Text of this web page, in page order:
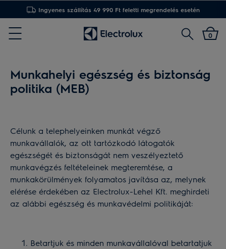
Ingyenes szállítás 49 990 Ft feletti megrendelés esetén
Menu
Keresés0
Munkahelyi egészség és biztonság
politika (MEB)
Célunk a telephelyeinken munkát végző
munkavállalók, az ott tartózkodó látogatók
egészségét és biztonságát nem veszélyeztető
munkavégzés feltételeinek megteremtése, a
munkakörülmények folyamatos javítása az, melynek
elérése érdekében az Electrolux-Lehel Kft. meghirdeti
az alábbi egészség és munkavédelmi politikáját:
Betartjuk és minden munkavállalóval betartatjuk